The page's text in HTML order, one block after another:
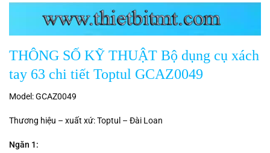
THÔNG SỐ KỸ THUẬT Bộ dụng cụ xách
tay 63 chi tiết Toptul GCAZ0049
Model: GCAZ0049
Thương hiệu – xuất xứ: Toptul – Đài Loan
Ngăn 1: